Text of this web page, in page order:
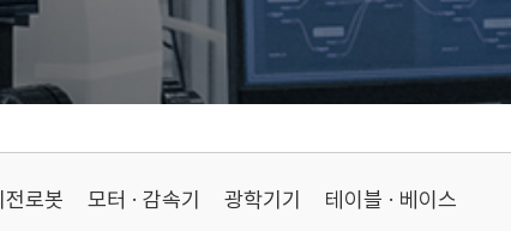
전로봇 모터 · 감속기 광학기기
테이블 · 베이스